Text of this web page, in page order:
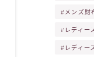
メンズ財
レディー
レディー